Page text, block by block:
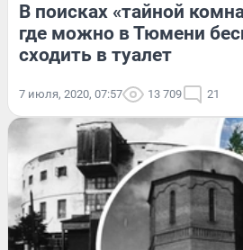
В поисках «тайной
где можно в Тюмени
сходить в туалет
7 июля, 2020, 07:57 13 709 21